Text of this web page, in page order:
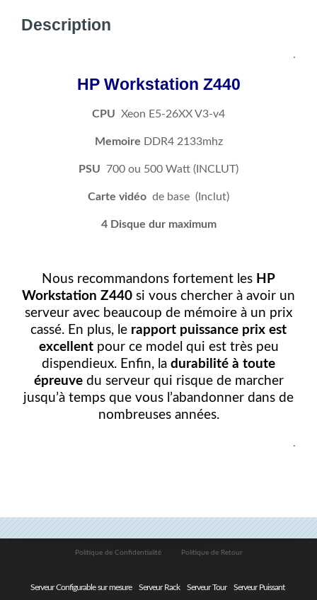
26xx
12e
Gen)
Description
.
HP Workstation Z440
CPU Xeon E5-26XX V3-v4
Memoire DDR4 2133mhz
PSU 700 ou 500 Watt (INCLUT)
Carte vidéo de base (Inclut)
4 Disque dur maximum
Nous recommandons fortement les HP
Workstation Z440 si vous chercher à avoir un
serveur avec beaucoup de mémoire à un prix
cassé. En plus, le rapport puissance prix est
excellentpour ce model qui est très peu
dispendieux. Enfin, la durabilité à toute
épreuvedu serveur qui risque de marcher
jusqu’à temps que vous l’abandonner dans de
nombreuses années.
.
Politique de Confidentialité Politique de Retour
Serveur Configurable sur mesure Serveur Rack Serveur Tour Serveur Puissant